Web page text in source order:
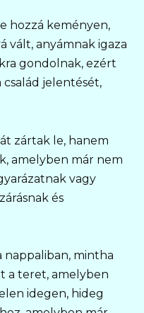
hozzá keményen,
vált, anyámnak igaza
gondolnak, ezért
család jelentését,
zártak le, hanem
amelyben már nem
vagy
és
nappaliban, mintha
a teret, amelyben
idegen, hideg